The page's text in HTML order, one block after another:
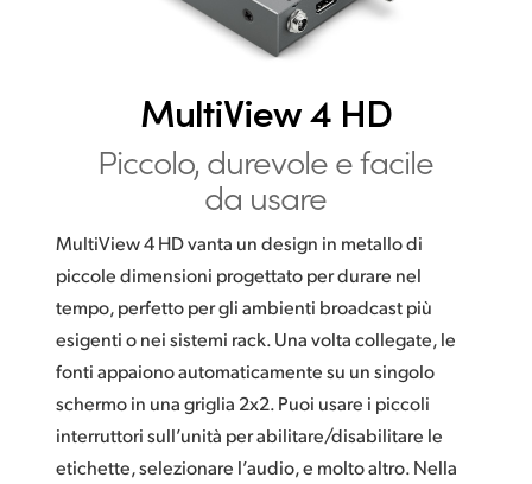
Netherlands
Norway
Poland
Singapore
South Africa
Spain
Chinese Taipei
MultiView 4 HD
Piccolo, durevole e facile
da usare
MultiView 4 HD vanta un design in metallo di
piccole dimensioni progettato per durare nel
tempo, perfetto per gli ambienti broadcast più
esigenti o nei sistemi rack. Una volta collegate, le
fonti appaiono automaticamente su un singolo
schermo in una griglia 2x2. Puoi usare i piccoli
interruttori sull’unità per abilitare/disabilitare le
etichette, selezionare l’audio, e molto altro. Nella